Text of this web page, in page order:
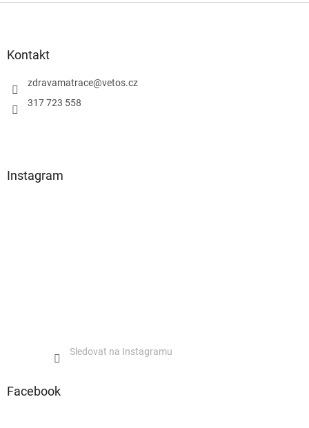
pKontakt
zdravamatrace@vetos.cz
317 723 558
Instagram
Sledovat na Instagramu
Facebook